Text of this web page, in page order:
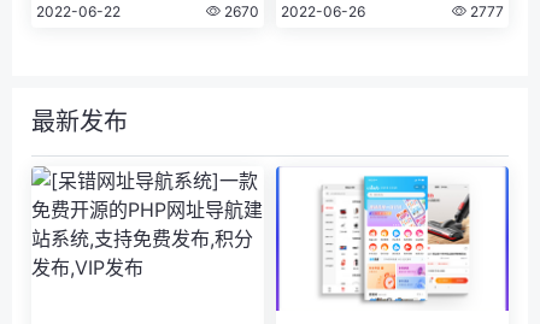
2022-06-22 2670 2022-06-26 2777
最新发布